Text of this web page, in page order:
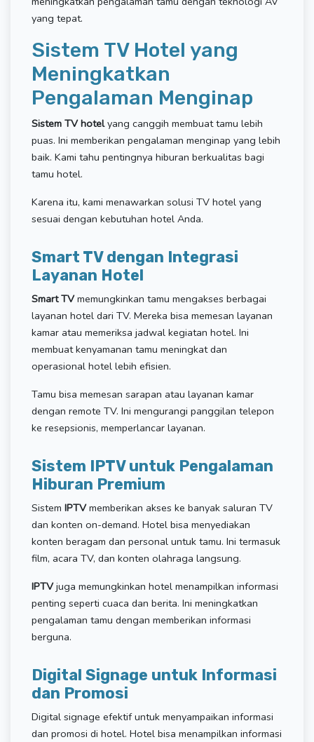
yang tepat.
Sistem TV Hotel yang
Meningkatkan
Pengalaman Menginap
Sistem TV hotelyang canggih membuat tamu lebih
puas. Ini memberikan pengalaman menginap yang lebih
baik. Kami tahu pentingnya hiburan berkualitas bagi
tamu hotel.
Karena itu, kami menawarkan solusi TV hotel yang
sesuai dengan kebutuhan hotel Anda.
Smart TV dengan Integrasi
Layanan Hotel
Smart TVmemungkinkan tamu mengakses berbagai
layanan hotel dari TV. Mereka bisa memesan layanan
kamar atau memeriksa jadwal kegiatan hotel. Ini
membuat kenyamanan tamu meningkat dan
operasional hotel lebih efisien.
Tamu bisa memesan sarapan atau layanan kamar
dengan remote TV. Ini mengurangi panggilan telepon
ke resepsionis, memperlancar layanan.
Sistem IPTV untuk Pengalaman
Hiburan Premium
Sistem IPTVmemberikan akses ke banyak saluran TV
dan konten on-demand. Hotel bisa menyediakan
konten beragam dan personal untuk tamu. Ini termasuk
film, acara TV, dan konten olahraga langsung.
IPTVjuga memungkinkan hotel menampilkan informasi
penting seperti cuaca dan berita. Ini meningkatkan
pengalaman tamu dengan memberikan informasi
berguna.
Digital Signage untuk Informasi
dan Promosi
Digital signage efektif untuk menyampaikan informasi
dan promosi di hotel. Hotel bisa menampilkan informasi